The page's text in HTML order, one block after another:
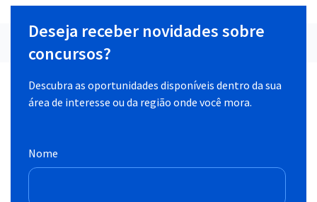
Deseja receber novidades sobre
concursos?
Descubra as oportunidades disponíveis dentro da sua
área de interesse ou da região onde você mora.
Nome